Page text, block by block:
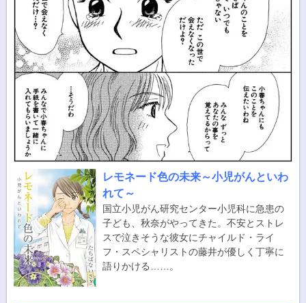
レモネード色の未来～小児がんといわ
れて～
国立小児がん研究センター小児科に急患の
子ども、秋奈がやってきた。不安とストレ
スで泣きそうな彼女にチャイルド・ライ
フ・スペシャリストの藤井が優しく丁寧に
語りかける……。